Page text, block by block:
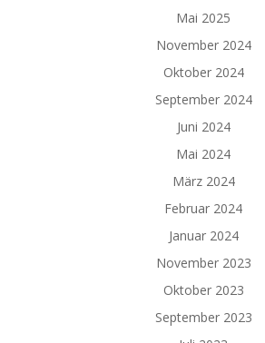
Mai 2025
November 2024
Oktober 2024
September 2024
Juni 2024
Mai 2024
März 2024
Februar 2024
Januar 2024
November 2023
Oktober 2023
September 2023